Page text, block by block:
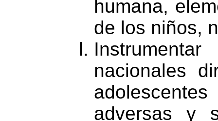
humana,
de los niños,
nacionales
adversas y